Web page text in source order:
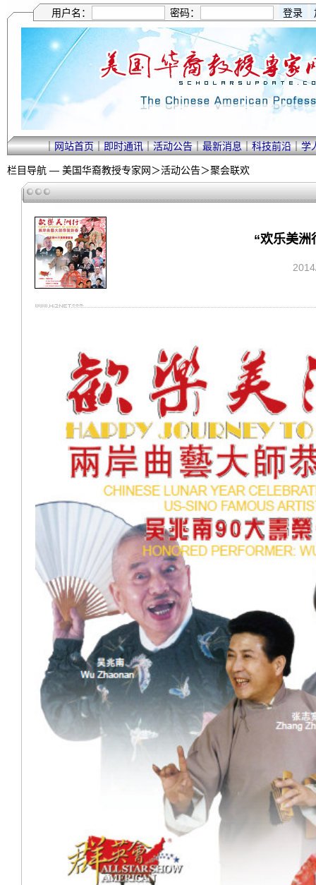
用户名： 密码：
｜网站首页｜即时通讯｜活动公告｜最新消息｜科技前沿｜学
栏目导航 — 美国华裔教授专家网＞活动公告＞聚会联欢
“欢乐美